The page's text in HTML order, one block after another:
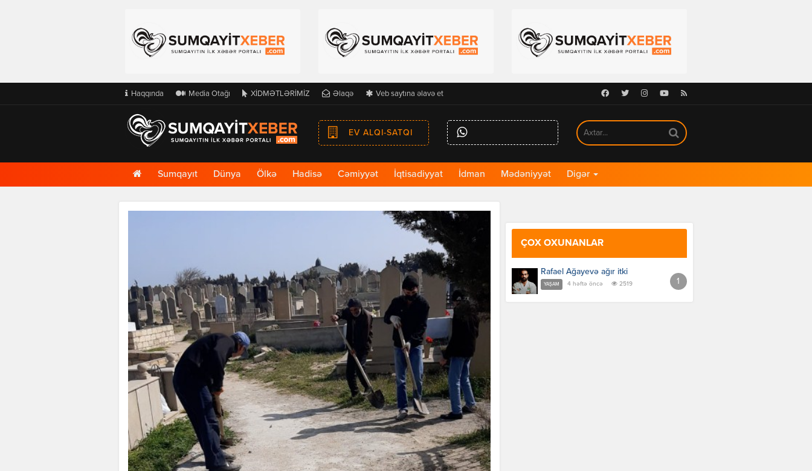
Haqqında Media Otağı XİDMƏTLƏRİMİZ Əlaqə Veb saytına əlavə et Facebook
TwitterInstagramYoutubeRSS
EV ALQI-SATQI
Ana
Səhifə
Sumqayıt Dünya Ölkə Hadisə Cəmiyyət İqtisadiyyat İdman Mədəniyyət Digər
ÇOX OXUNANLAR
Rafael Ağayevə ağır itki
YAŞAM 4 həftə öncə 2519